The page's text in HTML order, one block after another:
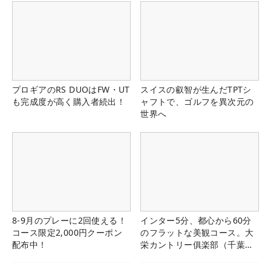
プロギアのRS DUOはFW・UT
も完成度が高く購入者続出！
スイスの叡智が生んだTPTシ
ャフトで、ゴルフを異次元の
世界へ
8-9月のプレーに2回使える！
コース限定2,000円クーポン
配布中！
インター5分、都心から60分
のフラットな美観コース。大
栄カントリー俱楽部（千葉